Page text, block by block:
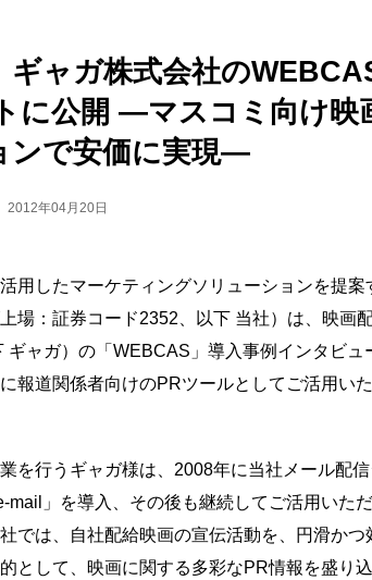
ギャガ株式会社の
に公開 ―マスコミ向け映
ンで安価に実現―
2012年04月20日
用したマーケティングソリューションを提
場：証券コード2352、以下 当社）は、映
ギャガ）の「WEBCAS」導入事例インタビ
報道関係者向けのPRツールとしてご活用いた
を行うギャガ様は、2008年に当社メール配信
mail」を導入、その後も継続してご活用いた
では、自社配給映画の宣伝活動を、円滑かつ
として、映画に関する多彩なPR情報を盛り